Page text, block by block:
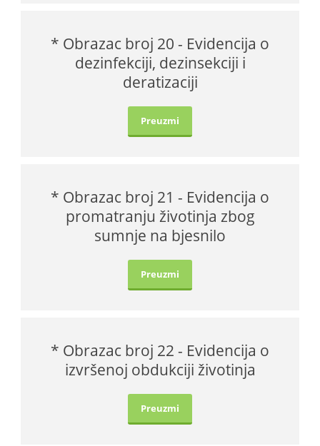
* Obrazac broj 20 - Evidencija o
dezinfekciji, dezinsekciji i
deratizaciji
Preuzmi
* Obrazac broj 21 - Evidencija o
promatranju životinja zbog
sumnje na bjesnilo
Preuzmi
* Obrazac broj 22 - Evidencija o
izvršenoj obdukciji životinja
Preuzmi